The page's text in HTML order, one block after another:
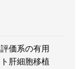
価系の有用
肝細胞移植